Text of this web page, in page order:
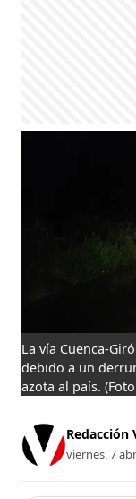
La vía Cuenca-
debido a un
azota al país.
Redacción
viernes, 7